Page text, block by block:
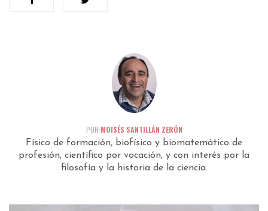
POR:MOISÉS SANTILLÁN ZERÓN
Físico de formación, biofísico y biomatemático de
profesión, científico por vocación, y con interés por la
filosofía y la historia de la ciencia.